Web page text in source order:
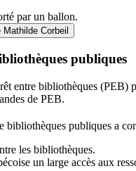
Mathilde Corbeil
publiques
entre bibliothèques (PEB)
de PEB.
bibliothèques publiques a
les bibliothèques.
un large accès aux